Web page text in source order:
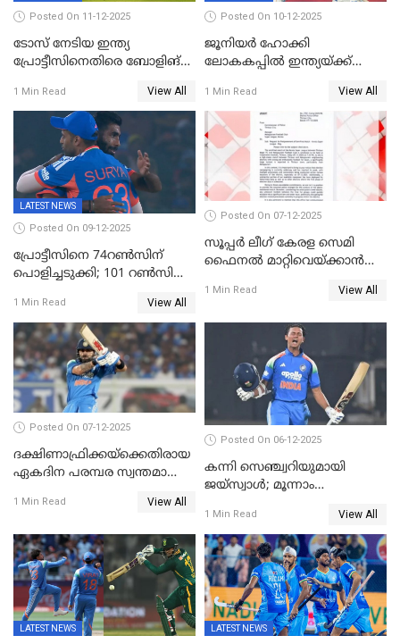
Posted On 11-12-2025
ടോസ് നേടിയ ഇന്ത്യ
പ്രോട്ടീസിനെതിരെ ബോളിങ്
1 Min Read View All
Posted On 10-12-2025
ജൂനിയര്‍ ഹോക്കി
ലോകകപ്പിൽ ഇന്ത്യയ്ക്ക്
1 Min Read View All
LATEST NEWS
Posted On 09-12-2025
പ്രോട്ടീസിനെ 74റൺസിന്‌
പൊളിച്ചടുക്കി; 101 റൺസിന്റെ
വിക്കറ്റ് തികയ്ക്കുന്ന
താരമായി ബുമ്ര
1 Min Read View All
Posted On 07-12-2025
സൂപ്പർ ലീഗ് കേരള സെമി
ഫൈനൽ മാറ്റിവെയ്ക്കാൻ
1 Min Read View All
Posted On 07-12-2025
ദക്ഷിണാഫ്രിക്കയ്‌ക്കെതിരായ
ഏകദിന പരമ്പര സ്വന്തമാക്കി
1 Min Read View All
Posted On 06-12-2025
കന്നി സെഞ്ച്വറിയുമായി
ജയ്‌സ്വാൾ; മൂന്നാം
പ്രോട്ടീസിനെതിരെ ജയം,
പരമ്പര
1 Min Read View All
LATEST NEWS LATEST NEWS